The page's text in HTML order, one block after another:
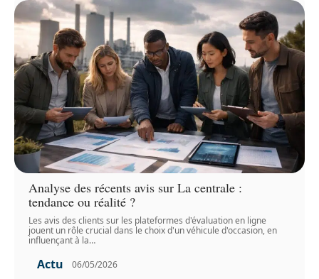
Analyse des récents avis sur La centrale :
tendance ou réalité ?
Les avis des clients sur les plateformes d'évaluation en ligne
jouent un rôle crucial dans le choix d'un véhicule d'occasion, en
influençant à la…
Actu 06/05/2026